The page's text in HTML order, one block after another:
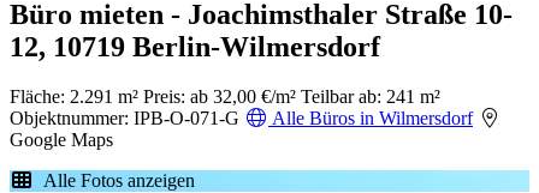
Büro mieten - Joachimsthaler Straße 10-
12, 10719 Berlin-Wilmersdorf
Fläche: 2.291 m² Preis: ab 32,00 €/m² Teilbar ab: 241 m²
Objektnummer: IPB-O-071-G
Alle Büros in Wilmersdorf
Google Maps
Alle Fotos anzeigen